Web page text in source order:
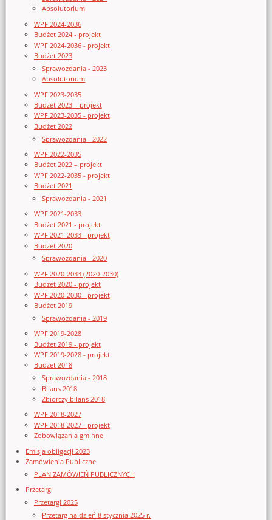
Absolutorium
WPF 2024-2036
Budżet 2024 - projekt
WPF 2024-2036 - projekt
Budżet 2023
Sprawozdania - 2023
Absolutorium
WPF 2023-2035
Budżet 2023 – projekt
WPF 2023-2035 - projekt
Budżet 2022
Sprawozdania - 2022
WPF 2022-2035
Budżet 2022 – projekt
WPF 2022-2035 - projekt
Budżet 2021
Sprawozdania - 2021
WPF 2021-2033
Budżet 2021 - projekt
WPF 2021-2033 - projekt
Budżet 2020
Sprawozdania - 2020
WPF 2020-2033 (2020-2030)
Budżet 2020 - projekt
WPF 2020-2030 - projekt
Budżet 2019
Sprawozdania - 2019
WPF 2019-2028
Budżet 2019 - projekt
WPF 2019-2028 - projekt
Budżet 2018
Sprawozdania - 2018
Bilans 2018
Zbiorczy bilans 2018
WPF 2018-2027
WPF 2018-2027 - projekt
Zobowiązania gminne
Emisja obligacji 2023
Zamówienia Publiczne
PLAN ZAMÓWIEŃ PUBLICZNYCH
Przetargi
Przetargi 2025
Przetarg na dzień 8 stycznia 2025 r.